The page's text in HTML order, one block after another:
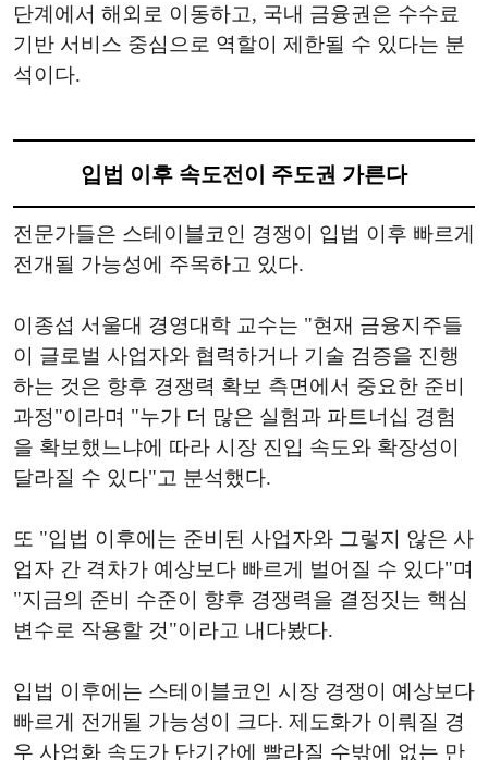
단계에서 해외로 이동하고, 국내 금융권은 수수료
기반 서비스 중심으로 역할이 제한될 수 있다는 분
석이다.
입법 이후 속도전이 주도권 가른다
전문가들은 스테이블코인 경쟁이 입법 이후 빠르게
전개될 가능성에 주목하고 있다.
이종섭 서울대 경영대학 교수는 "현재 금융지주들
이 글로벌 사업자와 협력하거나 기술 검증을 진행
하는 것은 향후 경쟁력 확보 측면에서 중요한 준비
과정"이라며 "누가 더 많은 실험과 파트너십 경험
을 확보했느냐에 따라 시장 진입 속도와 확장성이
달라질 수 있다"고 분석했다.
또 "입법 이후에는 준비된 사업자와 그렇지 않은 사
업자 간 격차가 예상보다 빠르게 벌어질 수 있다"며
"지금의 준비 수준이 향후 경쟁력을 결정짓는 핵심
변수로 작용할 것"이라고 내다봤다.
입법 이후에는 스테이블코인 시장 경쟁이 예상보다
빠르게 전개될 가능성이 크다. 제도화가 이뤄질 경
우 사업화 속도가 단기간에 빨라질 수밖에 없는 만